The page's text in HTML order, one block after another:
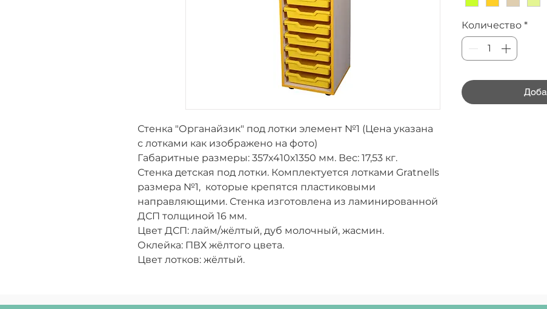
Стенка "Органайзик" под лотки элемент №1 (Цена указана
с лотками как изображено на фото)
Габаритные размеры: 357х410х1350 мм. Вес: 17,53 кг.
Стенка детская под лотки. Комплектуется лотками Gratnells
размера №1, которые крепятся пластиковыми
направляющими. Стенка изготовлена из ламинированной
ДСП толщиной 16 мм.
Цвет ДСП: лайм/жёлтый, дуб молочный, жасмин.
Оклейка: ПВХ жёлтого цвета.
Цвет лотков: жёлтый.
Количество *